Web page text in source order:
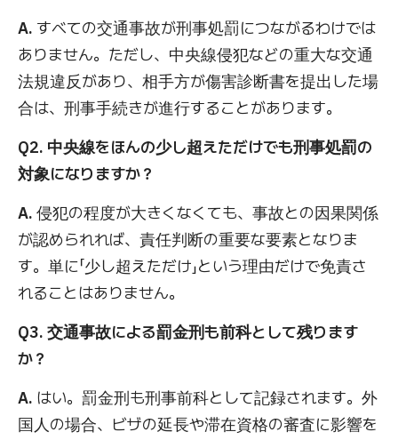
A. すべての交通事故が刑事処罰につながるわけでは
ありません。ただし、中央線侵犯などの重大な交通
法規違反があり、相手方が傷害診断書を提出した場
合は、刑事手続きが進行することがあります。
Q2. 中央線をほんの少し超えただけでも刑事処罰の
対象になりますか？
A. 侵犯の程度が大きくなくても、事故との因果関係
が認められれば、責任判断の重要な要素となりま
す。単に「少し超えただけ」という理由だけで免責さ
れることはありません。
Q3. 交通事故による罰金刑も前科として残ります
か？
A. はい。罰金刑も刑事前科として記録されます。外
国人の場合、ビザの延長や滞在資格の審査に影響を